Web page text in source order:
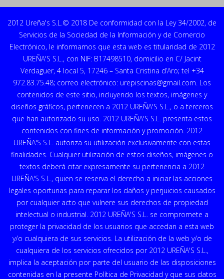
2012 Ureña's S.L.© 2018 De conformidad con la Ley 34/2002, de
Servicios de la Sociedad de la Información y de Comercio
Electrónico, le informamos que esta web es titularidad de 2012
UREÑA'S S.L., con NIF: B17498510, domicilio en C/ Jacint
Verdaguer, 4 local 5, 17246 – Santa Cristina d’Aro; tel +34
972.83.75.48; correo electrónico: urepiscinas@gmail.com. Los
contenidos de este sitio, incluyendo los textos, imágenes y
diseños gráficos, pertenecen a 2012 UREÑA'S S.L., o a terceros
que han autorizado su uso. 2012 UREÑA'S S.L. presenta estos
contenidos con fines de información y promoción. 2012
UREÑA'S S.L. autoriza su utilización exclusivamente con estas
finalidades. Cualquier utilización de estos diseños, imágenes o
textos deberá citar expresamente su pertenencia a 2012
UREÑA'S S.L., quien se reserva el derecho a iniciar las acciones
legales oportunas para reparar los daños y perjuicios causados
por cualquier acto que vulnere sus derechos de propiedad
intelectual o industrial. 2012 UREÑA'S S.L. se compromete a
proteger la privacidad de los usuarios que accedan a esta web
y/o cualquiera de sus servicios. La utilización de la web y/o de
cualquiera de los servicios ofrecidos por 2012 UREÑA'S S.L.,
implica la aceptación por parte del usuario de las disposiciones
contenidas en la presente Política de Privacidad y que sus datos